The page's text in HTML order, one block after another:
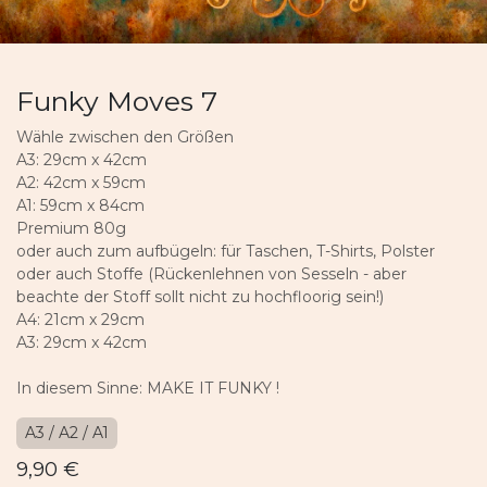
Funky Moves 7
Wähle zwischen den Größen
A3: 29cm x 42cm
A2: 42cm x 59cm
A1: 59cm x 84cm
Premium 80g
oder auch zum aufbügeln: für Taschen, T-Shirts, Polster
oder auch Stoffe (Rückenlehnen von Sesseln - aber
beachte der Stoff sollt nicht zu hochfloorig sein!)
A4: 21cm x 29cm
A3: 29cm x 42cm
In diesem Sinne: MAKE IT FUNKY !
A3 / A2 / A1
9,90 €